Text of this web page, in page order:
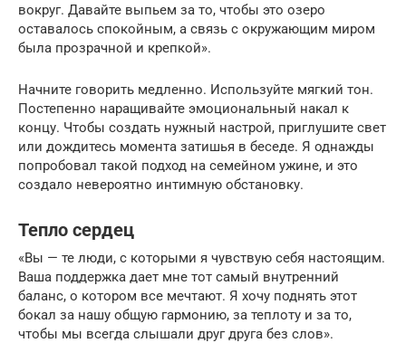
вокруг. Давайте выпьем за то, чтобы это озеро
оставалось спокойным, а связь с окружающим миром
была прозрачной и крепкой».
Начните говорить медленно. Используйте мягкий тон.
Постепенно наращивайте эмоциональный накал к
концу. Чтобы создать нужный настрой, приглушите свет
или дождитесь момента затишья в беседе. Я однажды
попробовал такой подход на семейном ужине, и это
создало невероятно интимную обстановку.
Тепло сердец
«Вы — те люди, с которыми я чувствую себя настоящим.
Ваша поддержка дает мне тот самый внутренний
баланс, о котором все мечтают. Я хочу поднять этот
бокал за нашу общую гармонию, за теплоту и за то,
чтобы мы всегда слышали друг друга без слов».